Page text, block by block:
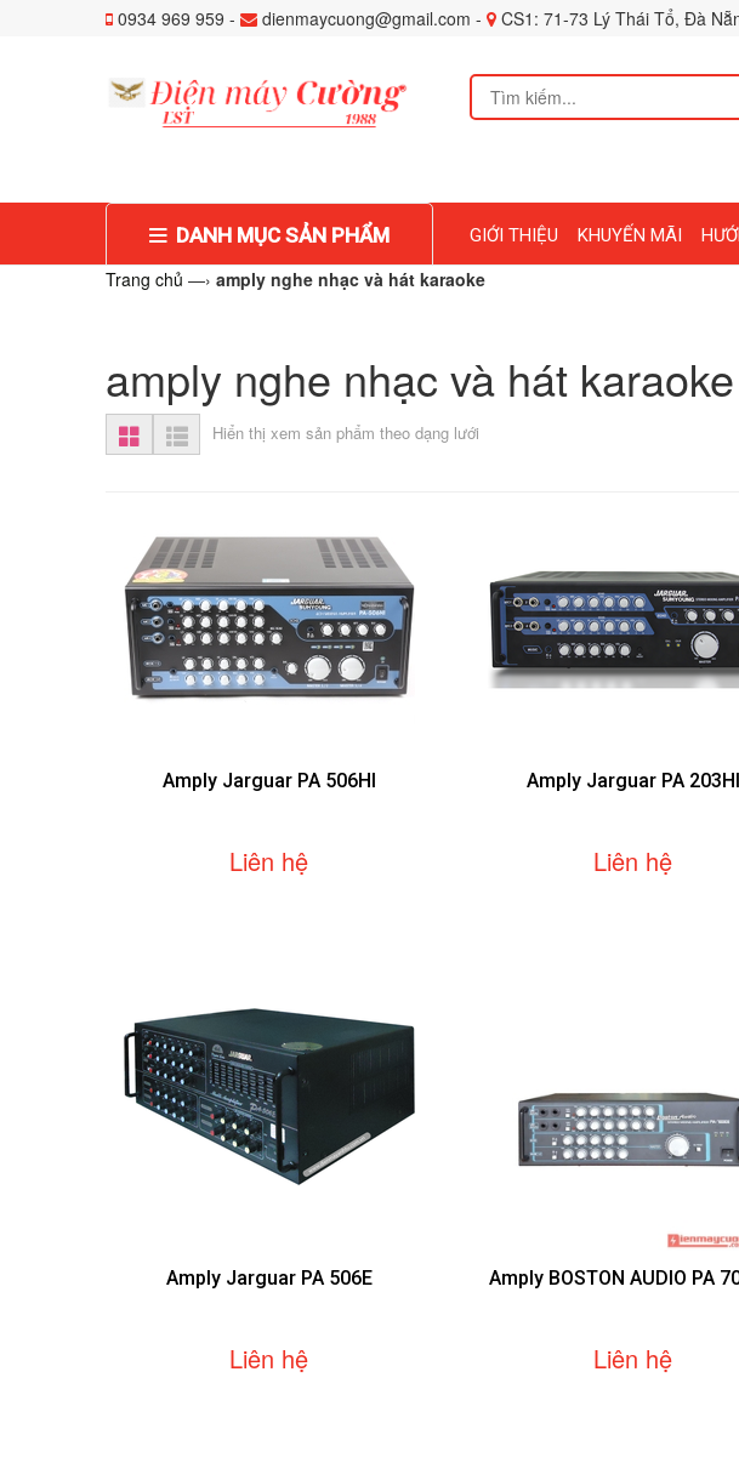
0934 969 959 - dienmaycuong@gmail.com - CS1: 71-73 Lý Thái Tổ, Đà
DANH MỤC SẢN PHẨM GIỚI THIỆU KHUYẾN MÃI
Trang chủ —› amply nghe nhạc và hát karaoke
amply nghe nhạc và hát karaoke
Hiển thị xem sản phẩm theo dạng lưới
Amply Jarguar PA 506HI
Liên hệ
Amply Jarguar PA 203HI
Liên hệ
Amply Jarguar PA 506E
Liên hệ
Amply BOSTON AUDIO PA
Liên hệ